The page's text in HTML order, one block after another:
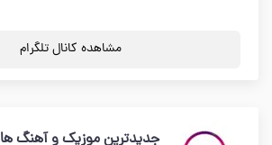
مشاهده کانال تلگرام
جدیدترین موزیک و آهنگ ها